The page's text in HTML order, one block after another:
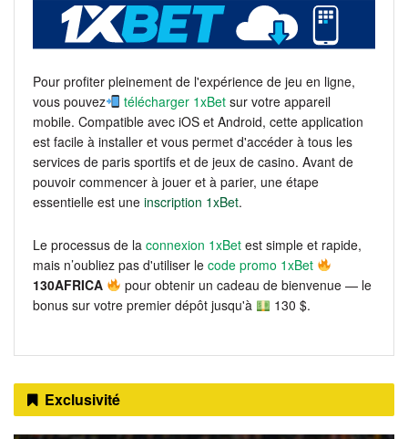
Pour profiter pleinement de l'expérience de jeu en ligne,
vous pouvez
télécharger 1xBet sur votre appareil
mobile. Compatible avec iOS et Android, cette application
est facile à installer et vous permet d'accéder à tous les
services de paris sportifs et de jeux de casino. Avant de
pouvoir commencer à jouer et à parier, une étape
essentielle est une inscription 1xBet.
Le processus de la connexion 1xBet est simple et rapide,
mais n’oubliez pas d'utiliser le code promo 1xBet
130AFRICA
pour obtenir un cadeau de bienvenue — le
bonus sur votre premier dépôt jusqu'à
130 $.
Exclusivité